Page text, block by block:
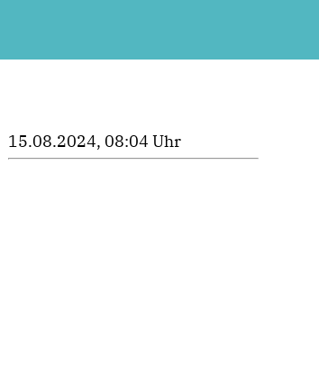
15.08.2024, 08:04 Uhr